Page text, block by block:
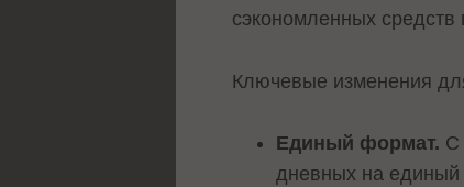
сэкономленных
Ключевые изменения
Единый формат.
дневных на единый